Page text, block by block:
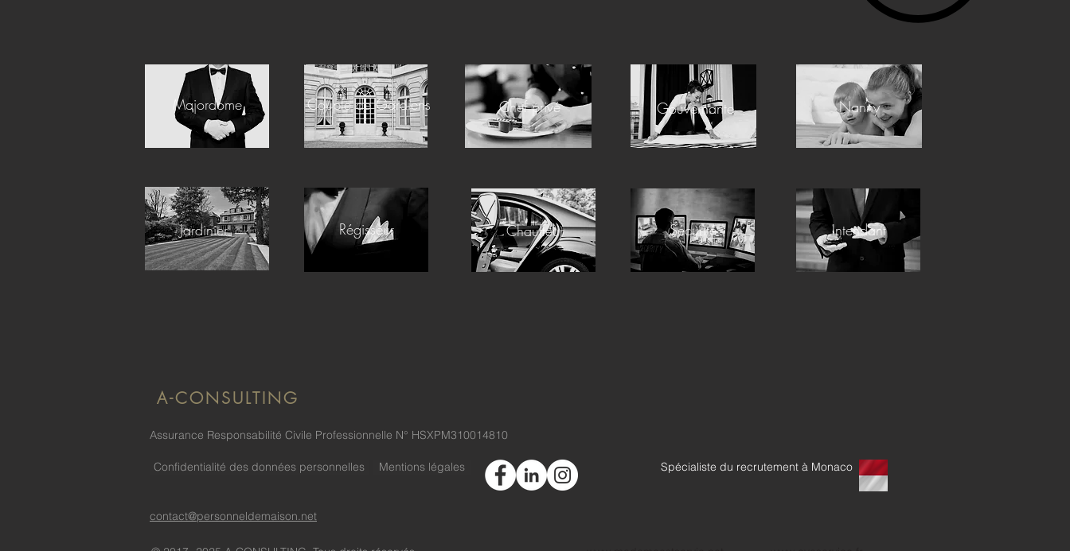
Majordome Couple de Gardiens Chef privé Gouvernante Nanny
Jardinier Régisseur Chauffeur Sécurité Intendant
A-CONSULTING
Assurance Responsabilité Civile Professionnelle N° HSXPM310014810
Confidentialité des données personnelles Mentions légales Spécialiste du recrutement à Monaco
contact@personneldemaison.net